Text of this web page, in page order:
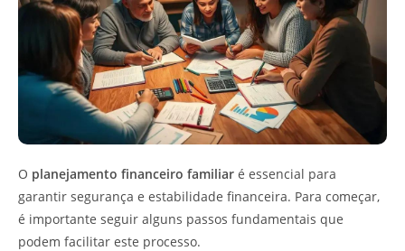
O planejamento financeiro familiar é essencial para
garantir segurança e estabilidade financeira. Para começar,
é importante seguir alguns passos fundamentais que
podem facilitar este processo.